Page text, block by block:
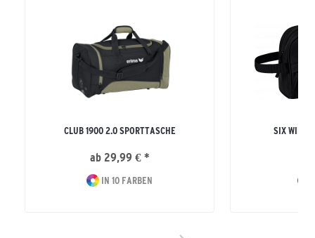
CLUB 1900 2.0 SPORTTASCHE
ab 29,99 € *
IN 10 FARBEN
SIX